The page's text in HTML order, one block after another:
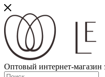
Оптовый интернет-магазин